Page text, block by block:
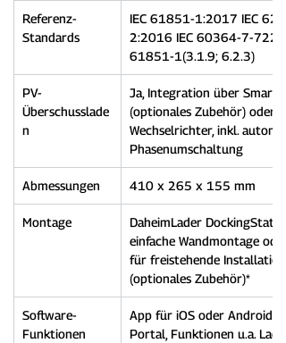
Referenz-
Standards
IEC 61851-1:2017 IEC
2:2016 IEC 60364-7-
61851-1(3.1.9; 6.2.3)
PV-
Überschusslade
n
Ja, Integration über Smart
(optionales Zubehör) oder
Wechselrichter, inkl.
Phasenumschaltung
Abmessungen 410 x 265 x 155 mm
Montage
DaheimLader
einfache Wandmontage
für freistehende Installation
(optionales Zubehör)*
Software-
Funktionen
App für iOS oder Android &
Portal, Funktionen u.a.